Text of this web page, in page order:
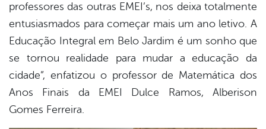
professores das outras EMEI’s, nos deixa totalmente
entusiasmados para começar mais um ano letivo. A
Educação Integral em Belo Jardim é um sonho que
se tornou realidade para mudar a educação da
cidade”, enfatizou o professor de Matemática dos
Anos Finais da EMEI Dulce Ramos, Alberison
Gomes Ferreira.